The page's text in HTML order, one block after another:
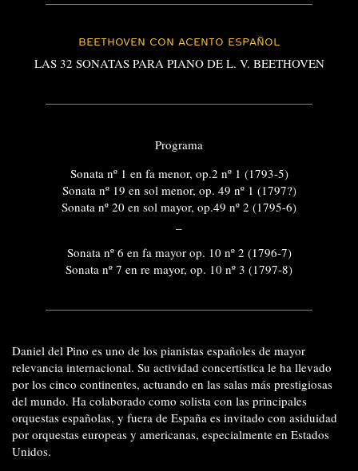
BEETHOVEN CON ACENTO ESPAÑOL
LAS 32 SONATAS PARA PIANO DE L. V. BEETHOVEN
Programa
Sonata nº 1 en fa menor, op.2 nº 1 (1793-5)
Sonata nº 19 en sol menor, op. 49 nº 1 (1797?)
Sonata nº 20 en sol mayor, op.49 nº 2 (1795-6)
Sonata nº 6 en fa mayor op. 10 nº 2 (1796-7)
Sonata nº 7 en re mayor, op. 10 nº 3 (1797-8)
Daniel del Pino es uno de los pianistas españoles de mayor
relevancia internacional. Su actividad concertística le ha llevado
por los cinco continentes, actuando en las salas más prestigiosas
del mundo. Ha colaborado como solista con las principales
orquestas españolas, y fuera de España es invitado con asiduidad
por orquestas europeas y americanas, especialmente en Estados
Unidos.